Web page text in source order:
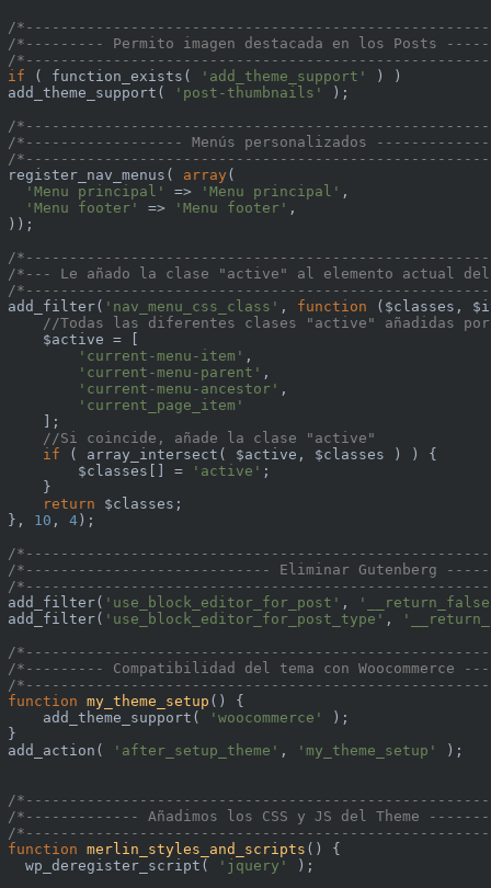
/
/*--------- Permito imagen destacada en los Posts
/
if ( function_exists( 'add_theme_support'
) )
add_theme_support(
'post-thumbnails'
);
/
/*------------------ Menús personalizados
/
register_nav_menus( array (
'Menu principal'
=> 'Menu principal' ,
'Menu footer'
=> 'Menu footer' ,
));
/
/*--- Le añado la clase "active" al elemento actual
/
add_filter( 'nav_menu_css_class' , function
($classes,
//Todas las diferentes clases "active" añadidas por
    $active = [
'current-menu-item' ,
'current-menu-parent' ,
'current-menu-ancestor' ,
'current_page_item'
    ];
//Si coincide, añade la clase "active"
if ( array_intersect( $active, $classes ) ) {
        $classes[] =
'active' ;
    }
return $classes;
}, 10 , 4);
/
/*---------------------------- Eliminar Gutenberg
/
add_filter( 'use_block_editor_for_post' ,
add_filter( 'use_block_editor_for_post_type' ,
/
/*--------- Compatibilidad del tema con Woocommerce
/
function my_theme_setup ()
{
    add_theme_support(
'woocommerce'
);
}
add_action(
'after_setup_theme' , 'my_theme_setup' );
/
/*------------- Añadimos los CSS y JS del Theme
/
function merlin_styles_and_scripts ()
{
  wp_deregister_script(
'jquery'
);